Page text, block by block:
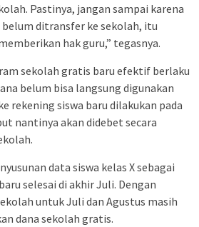
Pastinya, jangan sampai karena
ditransfer ke sekolah, itu
hak guru,” tegasnya.
sekolah gratis baru efektif berlaku
belum bisa langsung digunakan
rekening siswa baru dilakukan pada
nantinya akan didebet secara
data siswa kelas X sebagai
selesai di akhir Juli. Dengan
untuk Juli dan Agustus masih
dana sekolah gratis.